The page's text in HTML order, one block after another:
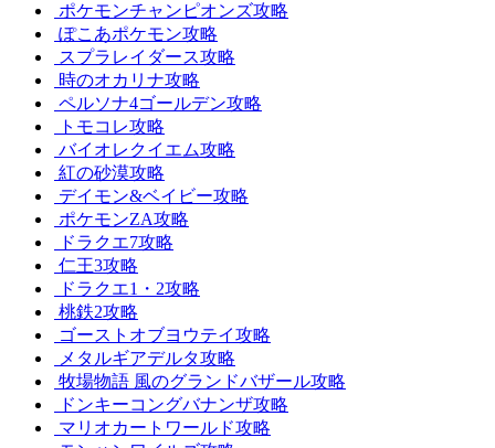
ポケモンチャンピオンズ攻略
ぽこあポケモン攻略
スプラレイダース攻略
時のオカリナ攻略
ペルソナ4ゴールデン攻略
トモコレ攻略
バイオレクイエム攻略
紅の砂漠攻略
デイモン&ベイビー攻略
ポケモンZA攻略
ドラクエ7攻略
仁王3攻略
ドラクエ1・2攻略
桃鉄2攻略
ゴーストオブヨウテイ攻略
メタルギアデルタ攻略
牧場物語 風のグランドバザール攻略
ドンキーコングバナンザ攻略
マリオカートワールド攻略